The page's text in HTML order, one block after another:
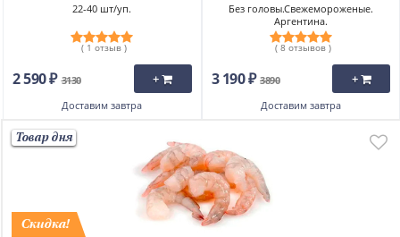
22-40 шт/уп.
( 1 отзыв )
2 590 ₽ 3130 +
Доставимзавтра
Без головы.Свежемороженые.
Аргентина.
( 8 отзывов )
3 190 ₽ 3890 +
Доставим завтра
Товар дня